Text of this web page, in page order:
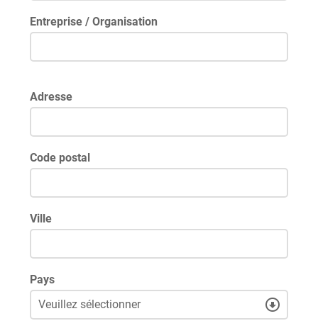
Entreprise / Organisation
Adresse
Code postal
Ville
Pays